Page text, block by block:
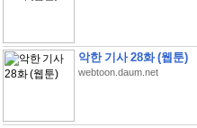
악한 기사 28화 (웹툰)
webtoon.daum.net